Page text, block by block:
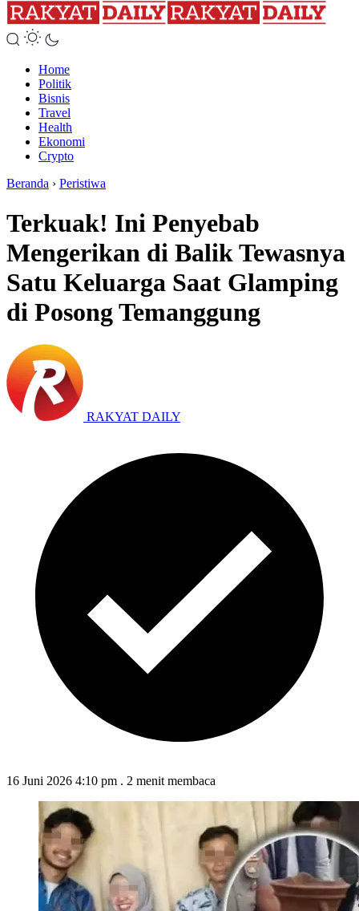
Home
Politik
Bisnis
Travel
Health
Ekonomi
Crypto
Beranda › Peristiwa
Terkuak! Ini Penyebab
Mengerikan di Balik Tewasnya
Satu Keluarga Saat Glamping
di Posong Temanggung
RAKYAT DAILY
16 Juni 2026 4:10 pm . 2 menit membaca